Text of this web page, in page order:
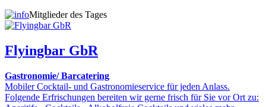
Mitglieder des Tages
Flyingbar GbR
Gastronomie/ Barcatering
Mobiler Cocktail- und Gastronomieservice für jeden Anlass.
Folgende Erfrischungen bereiten wir gerne frisch für Sie vor Ort zu: